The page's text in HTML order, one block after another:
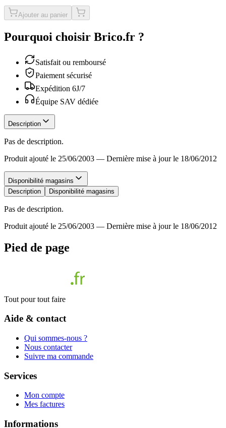
Ajouter au panier
Pourquoi choisir Brico.fr ?
Satisfait ou remboursé
Paiement sécurisé
Expédition 6J/7
Équipe SAV dédiée
Description
Pas de description.
Produit ajouté le 25/06/2003 — Dernière mise à jour le 18/06/2012
Disponibilité magasins
Description
Disponibilité magasins
Pas de description.
Produit ajouté le 25/06/2003 — Dernière mise à jour le 18/06/2012
Pied de page
Tout pour tout faire
Aide & contact
Qui sommes-nous ?
Nous contacter
Suivre ma commande
Services
Mon compte
Mes factures
Informations